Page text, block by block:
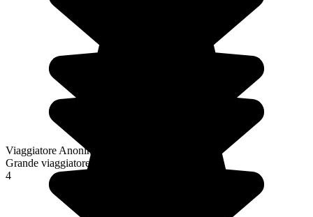
Viaggiatore Anonimo
Grande viaggiatore
4